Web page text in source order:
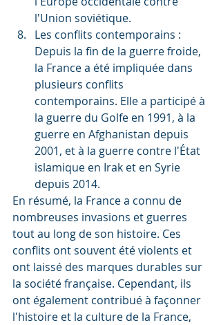
l'Union soviétique.
Les conflits contemporains :
Depuis la fin de la guerre froide,
la France a été impliquée dans
plusieurs conflits
contemporains. Elle a participé à
la guerre du Golfe en 1991, à la
guerre en Afghanistan depuis
2001, et à la guerre contre l'État
islamique en Irak et en Syrie
depuis 2014.
En résumé, la France a connu de
nombreuses invasions et guerres
tout au long de son histoire. Ces
conflits ont souvent été violents et
ont laissé des marques durables sur
la société française. Cependant, ils
ont également contribué à façonner
l'histoire et la culture de la France,